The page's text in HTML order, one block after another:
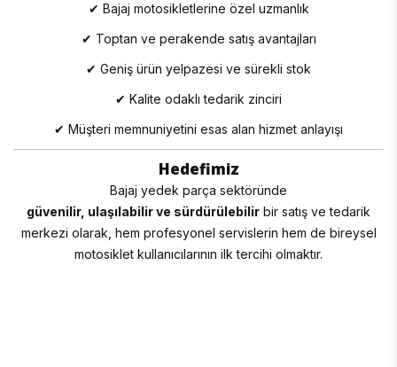
✔ Bajaj motosikletlerine özel uzmanlık
✔ Toptan ve perakende satış avantajları
✔ Geniş ürün yelpazesi ve sürekli stok
✔ Kalite odaklı tedarik zinciri
✔ Müşteri memnuniyetini esas alan hizmet anlayışı
Hedefimiz
Bajaj yedek parça sektöründe
güvenilir, ulaşılabilir ve sürdürülebilir bir satış ve tedarik
merkezi olarak, hem profesyonel servislerin hem de bireysel
motosiklet kullanıcılarının ilk tercihi olmaktır.